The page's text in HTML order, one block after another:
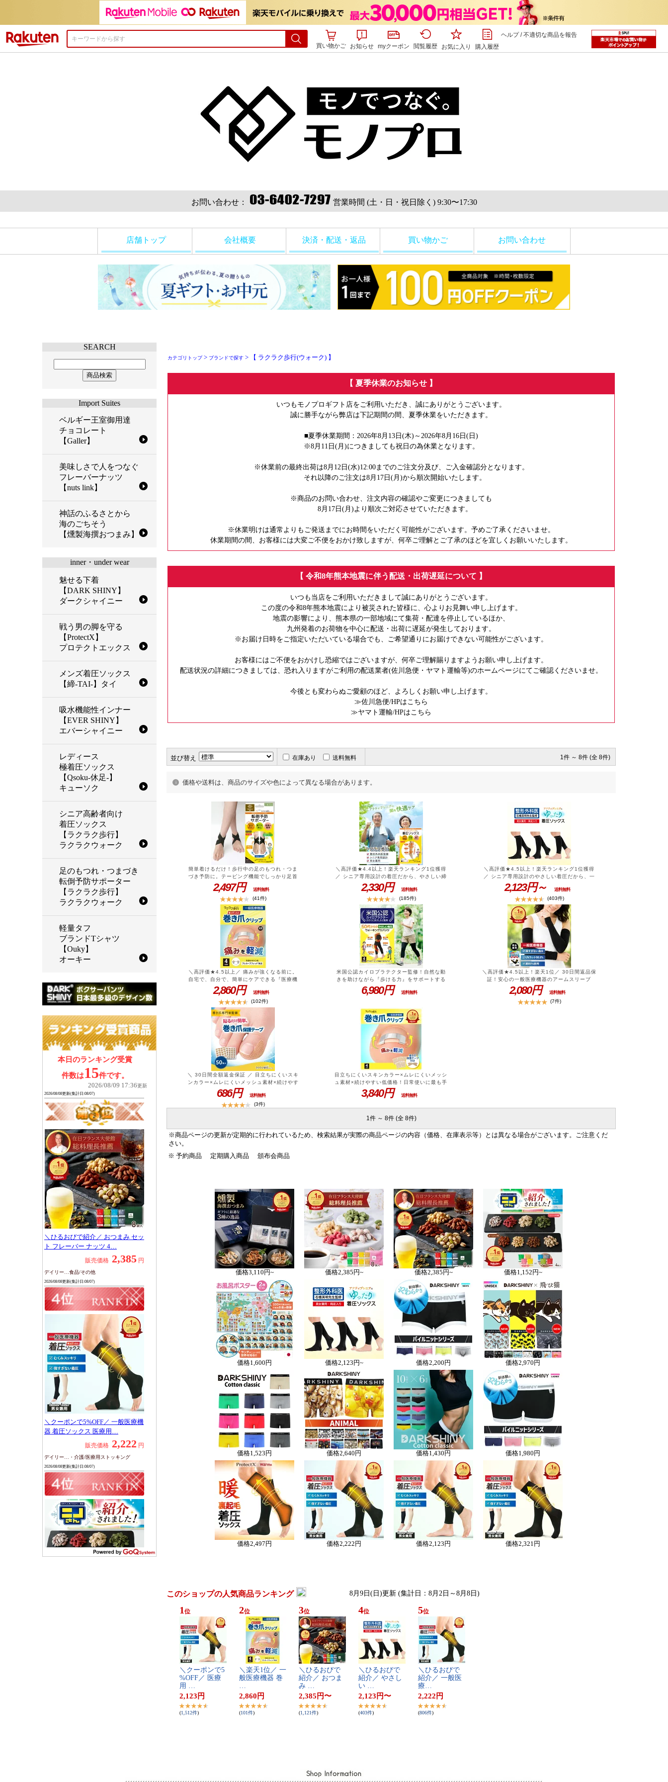
買い物かご
お知らせ myクーポン 閲覧履歴 お気に入り 購入履歴
ヘルプ/不適切な商品を報告
お問い合わせ： 営業時間 (土・日・祝日除く) 9:30〜17:30
店舗トップ 会社概要 決済・配送・返品 買い物かご お問い合わせ
SEARCH
Import Suites
ベルギー王室御用達
チョコレート
【Galler】
美味しさで人をつなぐ
フレーバーナッツ
【nuts link】
神話のふるさとから
海のごちそう
【燻製海撰おつまみ】
inner・under wear
魅せる下着
【DARK SHINY】
ダークシャイニー
戦う男の脚を守る
【ProtectX】
プロテクトエックス
メンズ着圧ソックス
【締-TAI-】タイ
吸水機能性インナー
【EVER SHINY】
エバーシャイニー
レディース
極着圧ソックス
【Qsoku-休足-】
キューソク
シニア高齢者向け
着圧ソックス
【ラクラク歩行】
ラクラクウォーク
足のもつれ・つまづき
転倒予防サポーター
【ラクラク歩行】
ラクラクウォーク
軽量タフ
ブランドTシャツ
【Ouky】
オーキー
カテゴリトップ> ブランドで探す > 【 ラクラク歩行(ウォーク) 】
【 夏季休業のお知らせ 】
いつもモノプロギフト店をご利用いただき、誠にありがとうございます。
誠に勝手ながら弊店は下記期間の間、夏季休業をいただきます。
■夏季休業期間：2026年8月13日(木)～2026年8月16日(日)
※8月11日(月)につきましても祝日の為休業となります。
※休業前の最終出荷は8月12日(水)12:00までのご注文分及び、ご入金確認分となります。
それ以降のご注文は8月17日(月)から順次開始いたします。
※商品のお問い合わせ、注文内容の確認やご変更につきましても
8月17日(月)より順次ご対応させていただきます。
※休業明けは通常よりもご発送までにお時間をいただく可能性がございます。予めご了承くださいませ。
休業期間の間、お客様には大変ご不便をおかけ致しますが、何卒ご理解とご了承のほどを宜しくお願いいたします。
【 令和8年熊本地震に伴う配送・出荷遅延について 】
いつも当店をご利用いただきまして誠にありがとうございます。
この度の令和8年熊本地震により被災された皆様に、心よりお見舞い申し上げます。
地震の影響により、熊本県の一部地域にて集荷・配達を停止しているほか、
九州発着のお荷物を中心に配送・出荷に遅延が発生しております。
※お届け日時をご指定いただいている場合でも、ご希望通りにお届けできない可能性がございます。
お客様にはご不便をおかけし恐縮ではございますが、何卒ご理解賜りますようお願い申し上げます。
配送状況の詳細につきましては、恐れ入りますがご利用の配送業者(佐川急便・ヤマト運輸等)のホームページにてご確認くださいませ。
今後とも変わらぬご愛顧のほど、よろしくお願い申し上げます。
≫佐川急便/HPはこちら
≫ヤマト運輸/HPはこちら
並び替え 在庫あり 送料無料 1件 ～ 8件 (全 8件)
価格や送料は、商品のサイズや色によって異なる場合があります。
簡単着けるだけ！歩行中の足のもつれ・つま
づき予防に。テーピング機能でしっかり足首
サポート。転倒予防サポーター ラクラク歩行
(らくらくウォーク) ブラック シニア 高齢者
足首サポーター 足首用 サポーター 歩く 補助
脚
2,497円 送料無料
(41件)
＼高評価★4.4以上！楽天ランキング1位獲得
／ シニア専用設計の着圧だから、やさしい締
め付けで一日中脚が快適！【 父親 母親 プレ
ゼント 敬老の日 ギフト 】＼ひるおびで紹介
／ やさしい 着圧ソックス ラクラク歩行(ウォ
ーク) シニア 男女兼用 膝下 2026 着圧 靴下
ソフト ゆるめ 黒 ベージュ 弾性 ストッキング
ひざ下 ふくらはぎ サポーター 高齢者 レディ
ース メンズ 女性 男性 用 夜用 飛行機 用 立ち
仕事 60代 70代 80代
2,330円 送料無料
(185件)
＼高評価★4.5以上！楽天ランキング1位獲得
／ シニア専用設計のやさしい着圧だから、一
日中脚が快適！足のむくみを気にせず履け
る。防災 グッズ 災害 対策＼ひるおびで紹介
／ やさしい 着圧ソックス シニア ラクラク歩
行(ウォーク) 膝下 オープントゥ ふくらはぎ
サポーター 男女兼用 2026 着圧 靴下 緩め 弾
性 ストッキング ひざ下 黒 高齢者 中高年 レ
ディース メンズ ギフト プレゼント 人気 飛行
機 用 夜用 夏用 防災 グッズ
2,123円～ 送料無料
(403件)
＼高評価★4.5以上／ 痛みが強くなる前に。
自宅で、自分で、簡単にケアできる『医療機
器の巻き爪用クリップ』【 巻き爪矯正器具 巻
き爪ケア 】＼楽天1位／ 一般医療機器 巻き爪
クリップ 1個入 ラクラク歩行 メディカル 【
巻爪 矯正 器具 健康 フットケア ネイルケア
セルフ ケア 矯正 グッズ 足の 爪 ソックス 靴
予防 対策 まきづめ 巻き爪 テープ ワイヤー
金具 プレート バネ カバー 1枚 自宅で 自分で
】
2,860円 送料無料
(102件)
米国公認カイロプラテクター監修！自然な動
きを助けながら『歩ける力』をサポートする
機能をスパッツに内蔵した【 ウォーキングス
パッツ 】＼ひるおびで紹介／ 米国公認 カイ
ラクラク歩行 レディース【 運動 スポーツ サ
ポーター 着圧スパッツ 着圧レギンス 着圧 タ
イツ ウォーキング ウェア 歩行 姿勢 散歩 健
康 転倒防止 矯正 女性 大人 50代 60代 70代
S M L LL 】
6,980円 送料無料
＼高評価★4.5以上！楽天1位／ 30日間返品保
証！安心の一般医療機器のアームスリーブ
は、綿混素材×着圧×UVカットで腕ケアが快適
♪【 むくみ 解消 日焼け 対策 ランニング 】【
20%OFF ※8/11まで 】 一般医療機器 UVカ
2,080円 送料無料
(7件)
＼ 30日間全額返金保証 ／ 目立ちにくいスキ
ンカラー×ムレにくいメッシュ素材×続けやす
い低価格！日常使いに最も手軽な巻き爪保護
テープ【30%OFF ※8/11 1:59まで】 巻き
爪専門家監修 巻き爪保護テープ 50枚入 ラク
ア 】※巻き爪の治療を目的とした矯正器具で
686円 送料無料
(3件)
目立ちにくいスキンカラー×ムレにくいメッシ
ュ素材×続けやすい低価格！日常使いに最も手
軽な巻き爪保護テープ＼楽天1位／ 巻き爪ケ
アセット ( 一般医療機器 巻き爪クリップ 1個
ア ネイルケア セルフ ケア 矯正 グッズ 足の
宅で 自分で 】
3,840円 送料無料
1件 ～ 8件 (全 8件)
※商品ページの更新が定期的に行われているため、検索結果が実際の商品ページの内容（価格、在庫表示等）とは異なる場合がございます。ご注意くだ
さい。
※ 予約商品 定期購入商品 頒布会商品
価格3,110円~ 価格2,385円~ 価格2,385円~ 価格1,152円~
価格1,600円 価格2,123円~ 価格2,200円 価格2,970円
価格1,523円 価格2,640円 価格1,430円 価格1,980円
価格2,497円 価格2,222円 価格2,123円 価格2,321円
このショップの人気商品ランキング 8月9日(日)更新 (集計日：8月2日～8月8日)
1 位
＼​ク​ー​ポ​ン​で​5​
%​O​F​F​／​ ​医​療​
用​ ​…
2,123 円
(1,512件)
2位
＼​楽​天​1​位​／​ ​一​
般​医​療​機​器​ ​巻​
…
2,860 円
(101件)
3位
＼​ひ​る​お​び​で​
紹​介​／​ ​お​つ​ま​
み​ ​…
2,385 円〜
(1,121件)
4位
＼​ひ​る​お​び​で​
紹​介​／​ ​や​さ​し​
い​ ​…
2,123 円〜
(403件)
5位
＼​ひ​る​お​び​で​
紹​介​／​ ​一​般​医​
療​…
2,222 円
(806件)